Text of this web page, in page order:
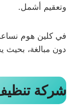
وتعقيم أشمل.
في كلين هوم
دون مبالغة، بحيث
شركة تنظيف